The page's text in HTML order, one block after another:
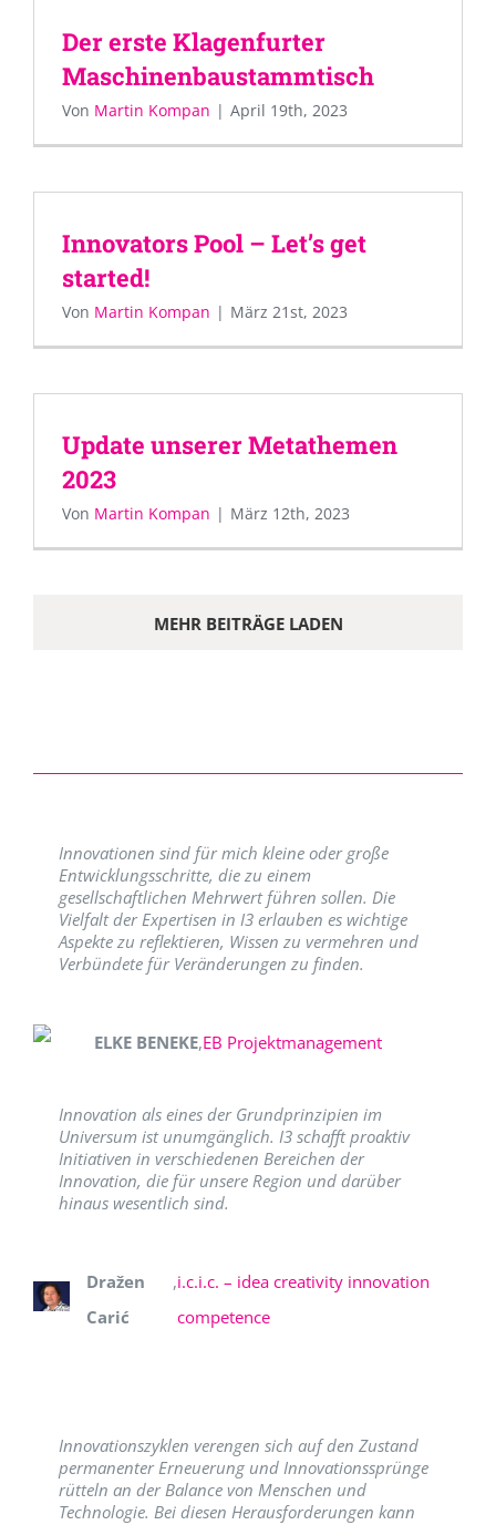
Der erste Klagenfurter
Maschinenbaustammtisch
Von Martin Kompan | April 19th, 2023
Innovators Pool – Let’s get
started!
Von Martin Kompan | März 21st, 2023
Update unserer Metathemen
2023
Von Martin Kompan | März 12th, 2023
MEHR BEITRÄGE LADEN
Innovationen sind für mich kleine oder große
Entwicklungsschritte, die zu einem
gesellschaftlichen Mehrwert führen sollen. Die
Vielfalt der Expertisen in I3 erlauben es wichtige
Aspekte zu reflektieren, Wissen zu vermehren und
Verbündete für Veränderungen zu finden.
ELKE BENEKE,EB Projektmanagement
Innovation als eines der Grundprinzipien im
Universum ist unumgänglich. I3 schafft proaktiv
Initiativen in verschiedenen Bereichen der
Innovation, die für unsere Region und darüber
hinaus wesentlich sind.
Dražen
Carić
,i.c.i.c. – idea creativity innovation
competence
Innovationszyklen verengen sich auf den Zustand
permanenter Erneuerung und Innovationssprünge
rütteln an der Balance von Menschen und
Technologie. Bei diesen Herausforderungen kann